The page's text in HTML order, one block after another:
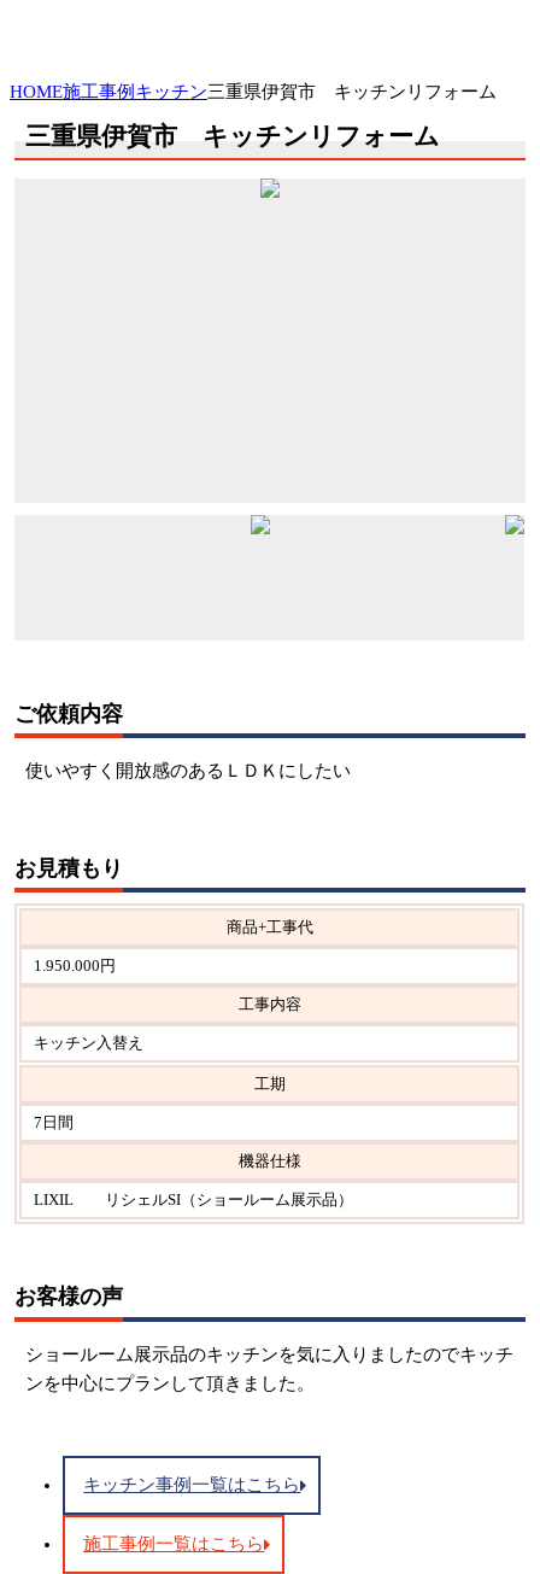
HOME施工事例 キッチン三重県伊賀市 キッチンリフォーム
三重県伊賀市 キッチンリフォーム
ご依頼内容
使いやすく開放感のあるＬＤＫにしたい
お見積もり
商品+工事代
1.950.000円
工事内容
キッチン入替え
工期
7日間
機器仕様
LIXIL リシェルSI（ショールーム展示品）
お客様の声
ショールーム展示品のキッチンを気に入りましたのでキッチ
ンを中心にプランして頂きました。
キッチン事例一覧はこちら
施工事例一覧はこちら